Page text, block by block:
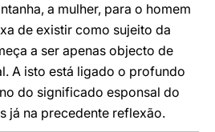
a mulher, para o homem
de existir como sujeito da
a ser apenas objecto de
A isto está ligado o profundo
do significado esponsal do
já na precedente reflexão.